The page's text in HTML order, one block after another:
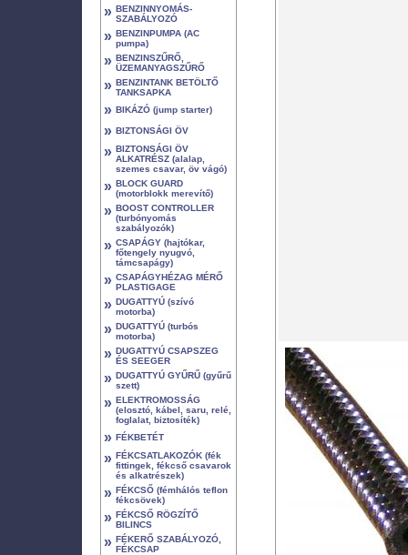
» BENZINNYOMÁS-
SZABÁLYOZÓ
» BENZINPUMPA (AC
pumpa)
» BENZINSZŰRŐ,
ÜZEMANYAGSZŰRŐ
» BENZINTANK BETÖLTŐ
TANKSAPKA
» BIKÁZÓ (jump starter)
» BIZTONSÁGI ÖV
» BIZTONSÁGI ÖV
ALKATRÉSZ (alalap,
szemes csavar, öv vágó)
» BLOCK GUARD
(motorblokk merevítő)
» BOOST CONTROLLER
(turbónyomás
szabályozók)
» CSAPÁGY (hajtókar,
főtengely nyugvó,
támcsapágy)
» CSAPÁGYHÉZAG MÉRŐ
PLASTIGAGE
» DUGATTYÚ (szívó
motorba)
» DUGATTYÚ (turbós
motorba)
» DUGATTYÚ CSAPSZEG
ÉS SEEGER
» DUGATTYÚ GYŰRŰ (gyűrű
szett)
» ELEKTROMOSSÁG
(elosztó, kábel, saru, relé,
foglalat, biztosíték)
» FÉKBETÉT
» FÉKCSATLAKOZÓK (fék
fittingek, fékcső csavarok
és alkatrészek)
» FÉKCSŐ (fémhálós teflon
fékcsövek)
» FÉKCSŐ RÖGZÍTŐ
BILINCS
» FÉKERŐ SZABÁLYOZÓ,
FÉKCSAP